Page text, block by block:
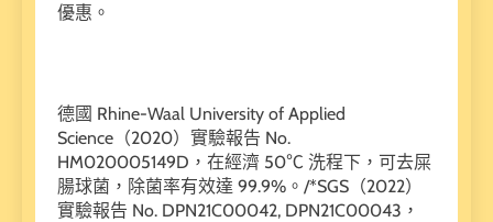
優惠。
德國 Rhine-Waal University of Applied
Science（2020）實驗報告 No.
HM020005149D，在經濟 50℃ 洗程下，可去屎
腸球菌，除菌率有效達 99.9%。/*SGS（2022）
實驗報告 No. DPN21C00042, DPN21C00043，